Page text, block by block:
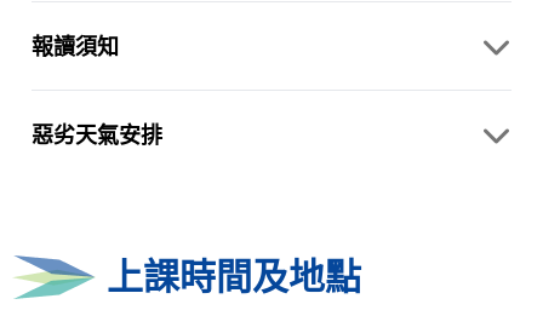
報讀須知
惡劣天氣安排
上課時間及地點